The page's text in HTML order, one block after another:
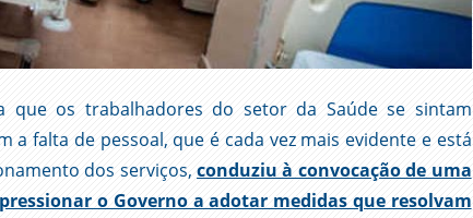
os trabalhadores do setor da Saúde se sintam
a falta de pessoal, que é cada vez mais evidente e está
dos serviços,conduziu à convocação de uma
o Governo a adotar medidas que resolvam